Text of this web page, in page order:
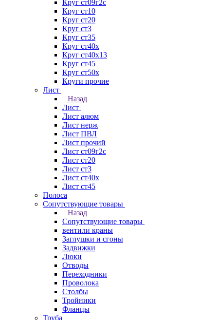
Круг ст09г2с
Круг ст10
Круг ст20
Круг ст3
Круг ст35
Круг ст40х
Круг ст40х13
Круг ст45
Круг ст50х
Круги прочие
Лист
Назад
Лист
Лист алюм
Лист нерж
Лист ПВЛ
Лист прочий
Лист ст09г2с
Лист ст20
Лист ст3
Лист ст40х
Лист ст45
Полоса
Сопутствующие товары
Назад
Сопутствующие товары
вентили краны
Заглушки и сгоны
Задвижки
Люки
Отводы
Переходники
Проволока
Столбы
Тройники
Фланцы
Труба